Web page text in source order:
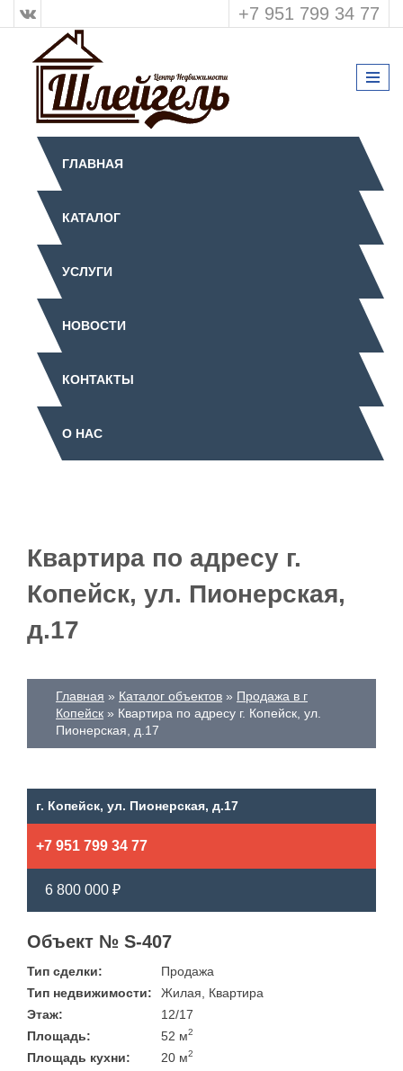
+7 951 799 34 77
ГЛАВНАЯ
КАТАЛОГ
УСЛУГИ
НОВОСТИ
КОНТАКТЫ
О НАС
Квартира по адресу г.
Копейск, ул. Пионерская,
д.17
Главная Каталог объектов
Продажа в г
Копейск
Квартира по адресу г. Копейск, ул.
Пионерская, д.17
г. Копейск, ул. Пионерская, д.17
+7 951 799 34 77
6 800 000 ₽
Объект № S-407
Тип сделки:
Продажа
Тип недвижимости:
Жилая, Квартира
Этаж:
12/17
Площадь:
52 м2
Площадь кухни: 20 м2